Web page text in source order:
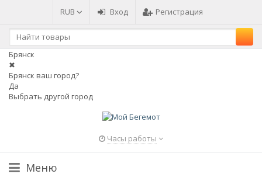
RUB Вход Регистрация
Брянск
✖
Брянск ваш город?
Да
Выбрать другой город
Часы работы
Меню